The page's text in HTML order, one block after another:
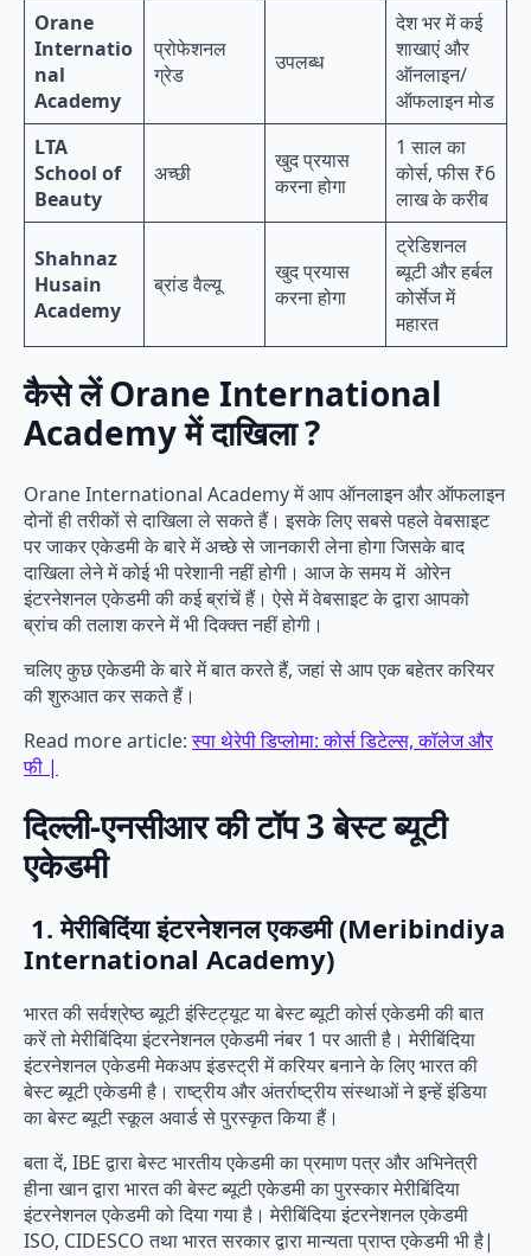
Orane
Internatio
nal
Academy
प्रोफेशनल
ग्रेड
उपलब्ध
देश भर में कई
शाखाएं और
ऑनलाइन/
ऑफलाइन मोड
LTA
School of
Beauty
अच्छी
खुद प्रयास
करना होगा
1 साल का
कोर्स, फीस ₹6
लाख के करीब
Shahnaz
Husain
Academy
ब्रांड वैल्यू
खुद प्रयास
करना होगा
ट्रेडिशनल
ब्यूटी और हर्बल
कोर्सेज में
महारत
कैसे लें Orane International
Academyमें दाखिला ?
Orane International Academy में आप ऑनलाइन और ऑफलाइन
दोनों ही तरीकों से दाखिला ले सकते हैं। इसके लिए सबसे पहले वेबसाइट
पर जाकर एकेडमी के बारे में अच्छे से जानकारी लेना होगा जिसके बाद
दाखिला लेने में कोई भी परेशानी नहीं होगी। आज के समय में ओरेन
इंटरनेशनल एकेडमी की कई ब्रांचें हैं। ऐसे में वेबसाइट के द्वारा आपको
ब्रांच की तलाश करने में भी दिक्क्त नहीं होगी।
चलिए कुछ एकेडमी के बारे में बात करते हैं, जहां से आप एक बहेतर करियर
की शुरुआत कर सकते हैं।
Read more article:स्पा थेरेपी डिप्लोमा: कोर्स डिटेल्स, कॉलेज और
फी |
दिल्ली-एनसीआर की टॉप 3 बेस्ट ब्यूटी
एकेडमी
1. मेरीबिदिंया इंटरनेशनल एकडमी (Meribindiya
International Academy)
भारत की सर्वश्रेष्ठ ब्यूटी इंस्टिट्यूट या बेस्ट ब्यूटी कोर्सएकेडमी की बात
करें तो मेरीबिंदिया इंटरनेशनल एकेडमी नंबर 1 पर आती है। मेरीबिंदिया
इंटरनेशनल एकेडमी मेकअप इंडस्ट्री में करियर बनाने के लिए भारत की
बेस्ट ब्यूटी एकेडमी है। राष्ट्रीय और अंतर्राष्ट्रीय संस्थाओं ने इन्हें इंडिया
का बेस्ट ब्यूटी स्कूल अवार्ड से पुरस्कृत किया हैं।
बता दें, IBE द्वारा बेस्ट भारतीय एकेडमी का प्रमाण पत्र और अभिनेत्री
हीना खान द्वारा भारत की बेस्ट ब्यूटी एकेडमी का पुरस्कार मेरीबिंदिया
इंटरनेशनल एकेडमी को दिया गया है। मेरीबिंदिया इंटरनेशनल एकेडमी
ISO, CIDESCO तथा भारत सरकार द्वारा मान्यता प्राप्त एकेडमी भी है|